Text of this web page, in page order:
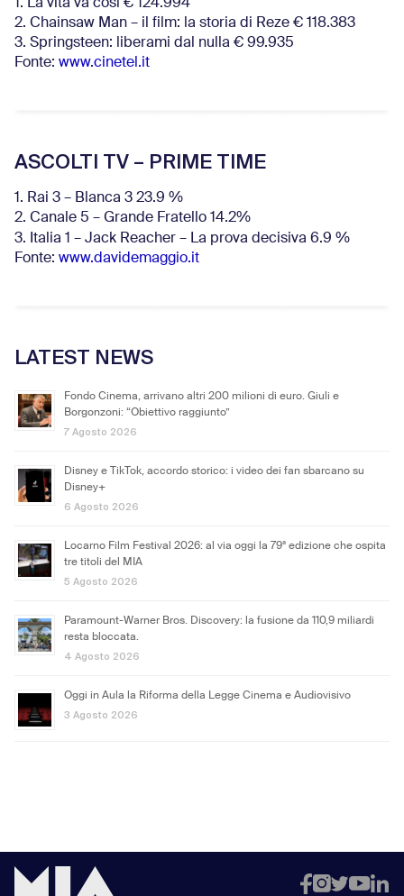
1. La vita va così € 124.994
2. Chainsaw Man – il film: la storia di Reze € 118.383
3. Springsteen: liberami dal nulla € 99.935
Fonte: www.cinetel.it
ASCOLTI TV – PRIME TIME
1. Rai 3 – Blanca 3 23.9 %
2. Canale 5 – Grande Fratello 14.2%
3. Italia 1 – Jack Reacher – La prova decisiva 6.9 %
Fonte: www.davidemaggio.it
LATEST NEWS
Fondo Cinema, arrivano altri 200 milioni di euro. Giuli e
Borgonzoni: “Obiettivo raggiunto”
7 Agosto 2026
Disney e TikTok, accordo storico: i video dei fan sbarcano su
Disney+
6 Agosto 2026
Locarno Film Festival 2026: al via oggi la 79ª edizione che ospita
tre titoli del MIA
5 Agosto 2026
Paramount-Warner Bros. Discovery: la fusione da 110,9 miliardi
resta bloccata.
4 Agosto 2026
Oggi in Aula la Riforma della Legge Cinema e Audiovisivo
3 Agosto 2026